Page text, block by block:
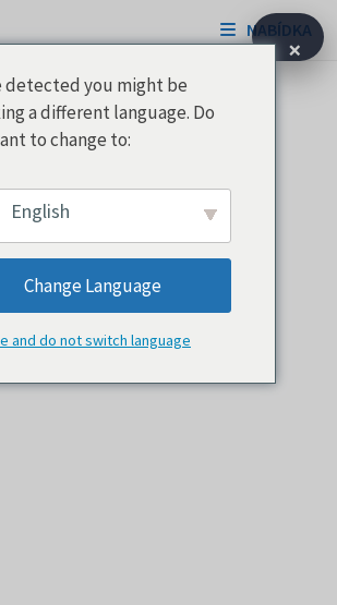
NABÍDKA
×
detected you might be
a different language. Do
to change to:
English
Change Language
and do not switch language